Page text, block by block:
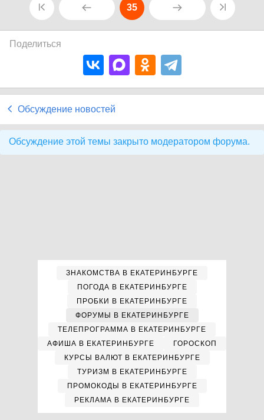
35
Поделиться
Обсуждение новостей
Обсуждение этой темы закрыто модератором форума.
ЗНАКОМСТВА В ЕКАТЕРИНБУРГЕ
ПОГОДА В ЕКАТЕРИНБУРГЕ
ПРОБКИ В ЕКАТЕРИНБУРГЕ
ФОРУМЫ В ЕКАТЕРИНБУРГЕ
ТЕЛЕПРОГРАММА В ЕКАТЕРИНБУРГЕ
АФИША В ЕКАТЕРИНБУРГЕ
ГОРОСКОП
КУРСЫ ВАЛЮТ В ЕКАТЕРИНБУРГЕ
ТУРИЗМ В ЕКАТЕРИНБУРГЕ
ПРОМОКОДЫ В ЕКАТЕРИНБУРГЕ
РЕКЛАМА В ЕКАТЕРИНБУРГЕ